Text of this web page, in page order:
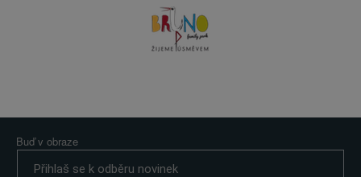
Buď v obraze